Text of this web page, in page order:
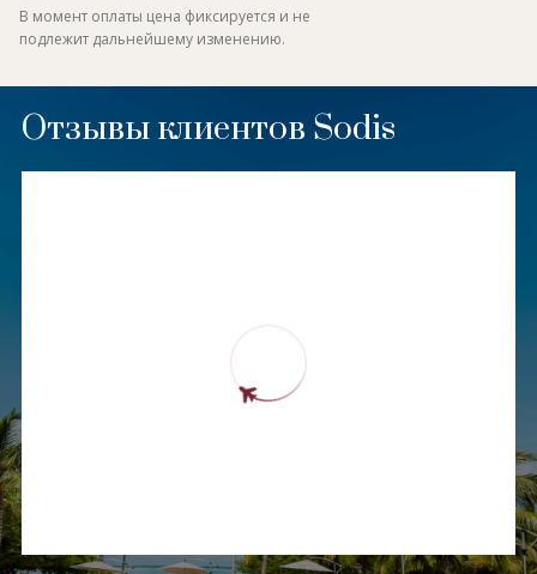
В момент оплаты цена фиксируется и не
подлежит дальнейшему изменению.
Отзывы клиентов Sodis